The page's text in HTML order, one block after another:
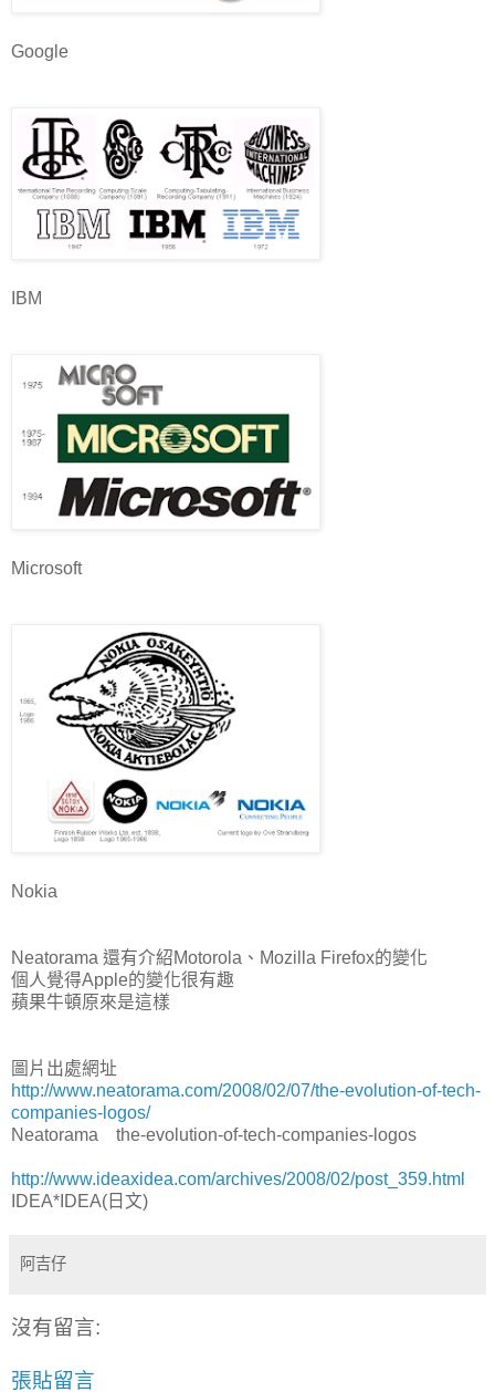
Google
IBM
Microsoft
Nokia
Neatorama 還有介紹Motorola、Mozilla Firefox的變化
個人覺得Apple的變化很有趣
蘋果牛頓原來是這樣
圖片出處網址
http://www.neatorama.com/2008/02/07/the-evolution-of-tech-
companies-logos/
Neatorama the-evolution-of-tech-companies-logos
http://www.ideaxidea.com/archives/2008/02/post_359.html
IDEA*IDEA(日文)
阿吉仔
沒有留言:
張貼留言